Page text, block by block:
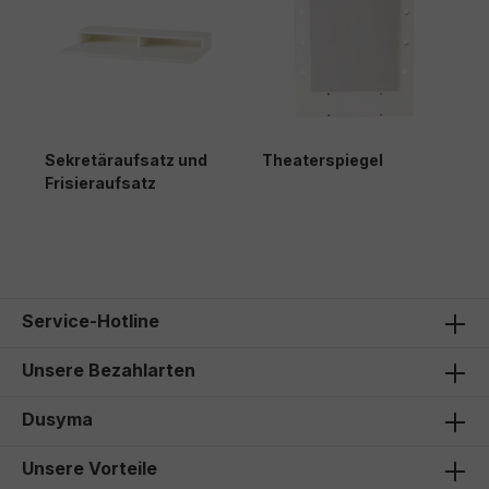
Sekretäraufsatz und
Frisieraufsatz
Theaterspiegel
Service-Hotline
Unsere Bezahlarten
Dusyma
Unsere Vorteile